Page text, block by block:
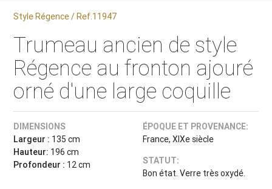
Style Régence / Ref.11947
Trumeau ancien de style
Régence au fronton ajouré
orné d'une large coquille
DIMENSIONS
Largeur : 135 cm
Hauteur: 196 cm
Profondeur : 12 cm
ÉPOQUE ET PROVENANCE:
France, XIXe siècle
STATUT:
Bon état. Verre très oxydé.